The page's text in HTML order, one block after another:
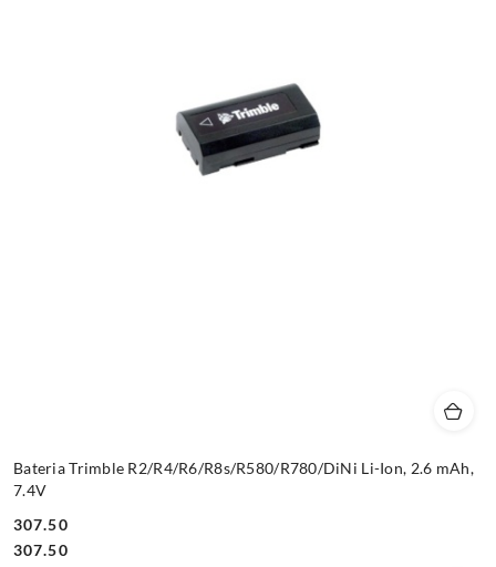
Bateria Trimble R2/R4/R6/R8s/R580/R780/DiNi Li-Ion, 2.6 mAh,
7.4V
Cena:
307.50
Cena:
307.50